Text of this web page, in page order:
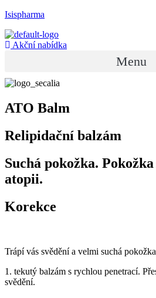
Isispharma
Akční nabídka
Menu
ATO Balm
Relipidační balzám
Suchá pokožka.
atopii.
Korekce
Trápí vás svědění a velmi suchá
1. tekutý balzám s rychlou penetrací.
svědění.